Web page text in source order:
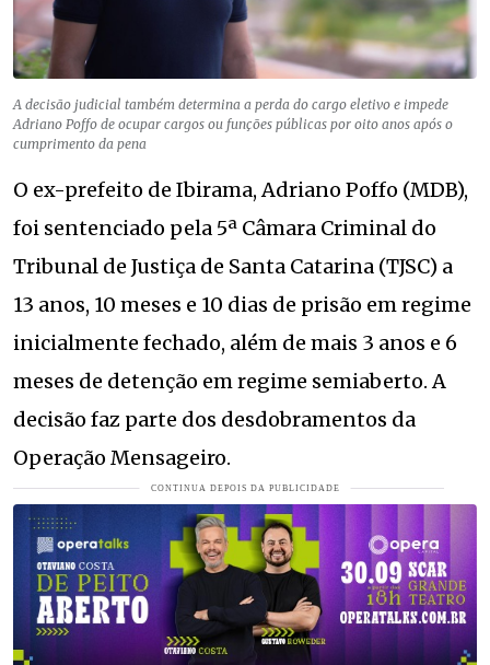
A decisão judicial também determina a perda do cargo eletivo e impede
Adriano Poffo de ocupar cargos ou funções públicas por oito anos após o
cumprimento da pena
O ex-prefeito de Ibirama, Adriano Poffo (MDB),
foi sentenciado pela 5ª Câmara Criminal do
Tribunal de Justiça de Santa Catarina (TJSC) a
13 anos, 10 meses e 10 dias de prisão em regime
inicialmente fechado, além de mais 3 anos e 6
meses de detenção em regime semiaberto. A
decisão faz parte dos desdobramentos da
Operação Mensageiro.